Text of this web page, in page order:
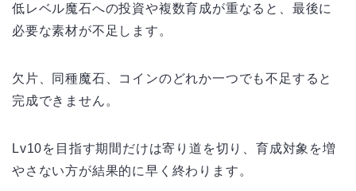
低レベル魔石への投資や複数育成が重なると、最後に
必要な素材が不足します。
欠片、同種魔石、コインのどれか一つでも不足すると
完成できません。
Lv10を目指す期間だけは寄り道を切り、育成対象を増
やさない方が結果的に早く終わります。